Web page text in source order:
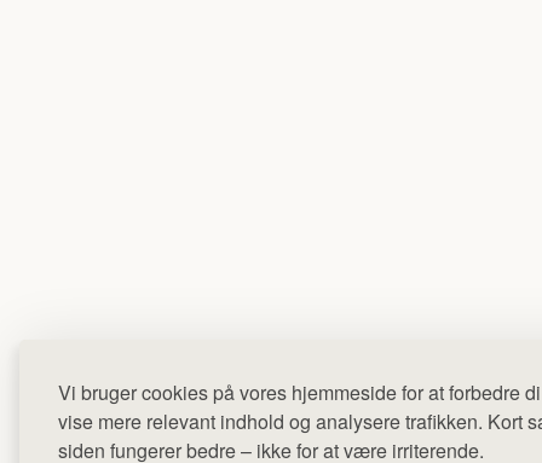
Vi bruger cookies på vores hjemmeside for at forbedre
vise mere relevant indhold og analysere trafikken. Kort
siden fungerer bedre – ikke for at være irriterende.